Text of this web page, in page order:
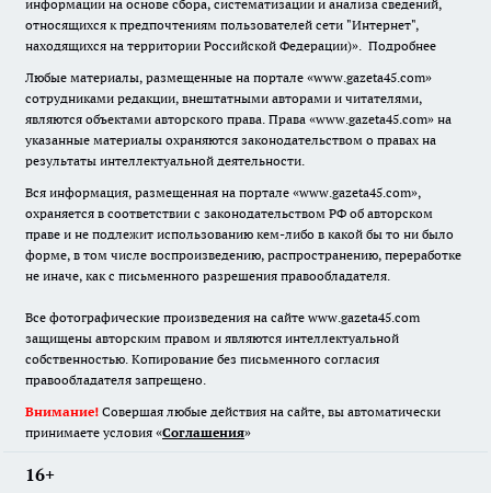
информации на основе сбора, систематизации и анализа сведений,
относящихся к предпочтениям пользователей сети "Интернет",
находящихся на территории Российской Федерации)». Подробнее
Любые материалы, размещенные на портале «www.gazeta45.com»
сотрудниками редакции, внештатными авторами и читателями,
являются объектами авторского права. Права «www.gazeta45.com» на
указанные материалы охраняются законодательством о правах на
результаты интеллектуальной деятельности.
Вся информация, размещенная на портале «www.gazeta45.com»,
охраняется в соответствии с законодательством РФ об авторском
праве и не подлежит использованию кем-либо в какой бы то ни было
форме, в том числе воспроизведению, распространению, переработке
не иначе, как с письменного разрешения правообладателя.
Все фотографические произведения на сайте www.gazeta45.com
защищены авторским правом и являются интеллектуальной
собственностью. Копирование без письменного согласия
правообладателя запрещено.
Внимание! Совершая любые действия на сайте, вы автоматически
принимаете условия «Cоглашения»
16+